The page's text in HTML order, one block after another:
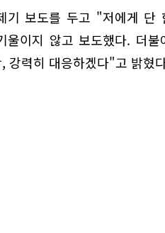
기 보도를 두고 "저에게 단
울이지 않고 보도했다. 더
강력히 대응하겠다"고 밝혔